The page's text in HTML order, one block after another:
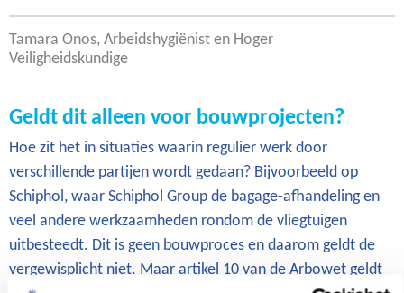
Tamara Onos, Arbeidshygiënist en Hoger
Veiligheidskundige
Geldt dit alleen voor bouwprojecten?
Hoe zit het in situaties waarin regulier werk door
verschillende partijen wordt gedaan? Bijvoorbeeld op
Schiphol, waar Schiphol Group de bagage-afhandeling en
veel andere werkzaamheden rondom de vliegtuigen
uitbesteedt. Dit is geen bouwproces en daarom geldt de
vergewisplicht niet. Maar artikel 10 van de Arbowet geldt